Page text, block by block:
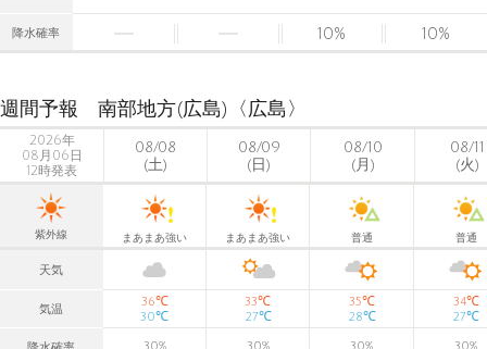
降水確率 10% 10%
週間予報 南部地方(広島)〈広島〉
2026年
08月06日
12時発表
08/08
(土)
08/09
(日)
08/10
(月)
08/11
(火)
紫外線 まあまあ強い まあまあ強い 普通 普通
天気
気温
36℃
30℃
33℃
27℃
35℃
28℃
34℃
27℃